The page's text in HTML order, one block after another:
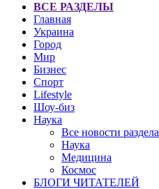
ВСЕ РАЗДЕЛЫ
Главная
Украина
Город
Мир
Бизнес
Спорт
Lifestyle
Шоу-биз
Наука
Все новости раздела
Наука
Медицина
Космос
БЛОГИ ЧИТАТЕЛЕЙ